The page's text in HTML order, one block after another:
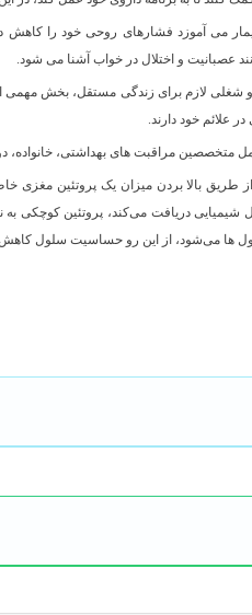
می آموزد فشارهای روحی خود را كاهش
عصبانیت و اختلال در خواب آشنا می شود.
لازم برای زندگی مستقل، بخش مهمی
علائم خود دارند.
متخصصین مراقبت های بهداشتی،
از طریق بالا بردن میزان یک پروتئین
شیمیایی دریافت می‌کند، پروتئین کوچکی
ها می‌شود، از این رو حساسیت سلول کاهش